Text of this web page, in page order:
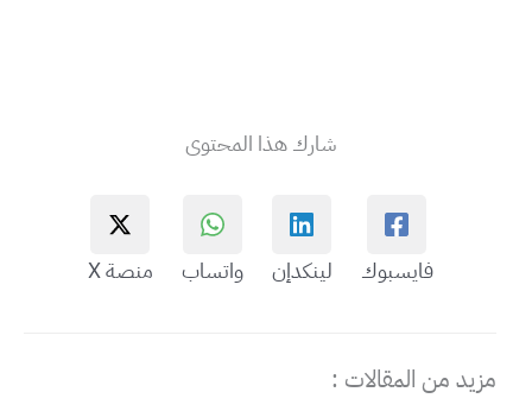
شارك هذا المحتوى
فايسبوك لينكدإن واتساب منصة X
مزيد من المقالات :